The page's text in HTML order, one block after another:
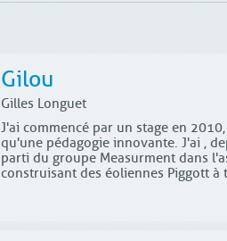
Gilou
Gilles Longuet
J'ai commencé par un stage en
qu'une pédagogie innovante. J'ai ,
parti du groupe Measurment dans
construisant des éoliennes Piggott à